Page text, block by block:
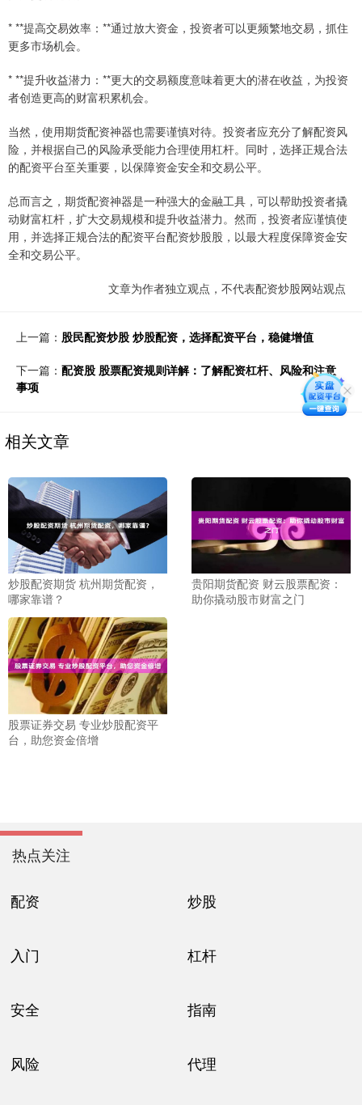
* **提高交易效率：**通过放大资金，投资者可以更频繁地交易，抓住
更多市场机会。
* **提升收益潜力：**更大的交易额度意味着更大的潜在收益，为投资
者创造更高的财富积累机会。
当然，使用期货配资神器也需要谨慎对待。投资者应充分了解配资风
险，并根据自己的风险承受能力合理使用杠杆。同时，选择正规合法
的配资平台至关重要，以保障资金安全和交易公平。
总而言之，期货配资神器是一种强大的金融工具，可以帮助投资者撬
动财富杠杆，扩大交易规模和提升收益潜力。然而，投资者应谨慎使
用，并选择正规合法的配资平台配资炒股股，以最大程度保障资金安
全和交易公平。
文章为作者独立观点，不代表配资炒股网站观点
上一篇： 股民配资炒股 炒股配资，选择配资平台，稳健增值
下一篇： 配资股 股票配资规则详解：了解配资杠杆、风险和注意
事项
相关文章
炒股配资期货 杭州期货配资，
哪家靠谱？
贵阳期货配资 财云股票配资：
助你撬动股市财富之门
股票证券交易 专业炒股配资平
台，助您资金倍增
热点关注
配资 炒股
入门 杠杆
安全 指南
风险 代理